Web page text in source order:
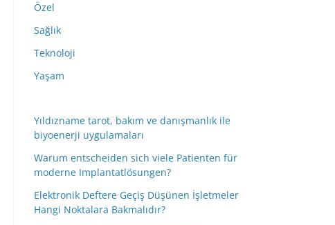
Özel
Sağlık
Teknoloji
Yaşam
Yıldızname tarot, bakım ve danışmanlık ile
biyoenerji uygulamaları
Warum entscheiden sich viele Patienten für
moderne Implantatlösungen?
Elektronik Deftere Geçiş Düşünen İşletmeler
Hangi Noktalara Bakmalıdır?